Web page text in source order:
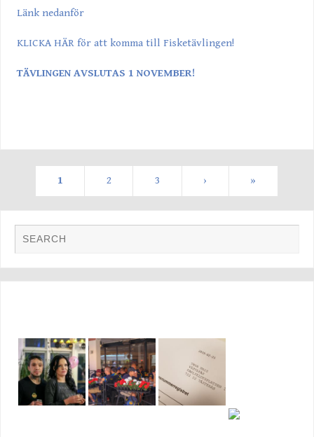
Länk nedanför
KLICKA HÄR för att komma till Fisketävlingen!
TÄVLINGEN AVSLUTAS 1 NOVEMBER!
1 2 3 › »